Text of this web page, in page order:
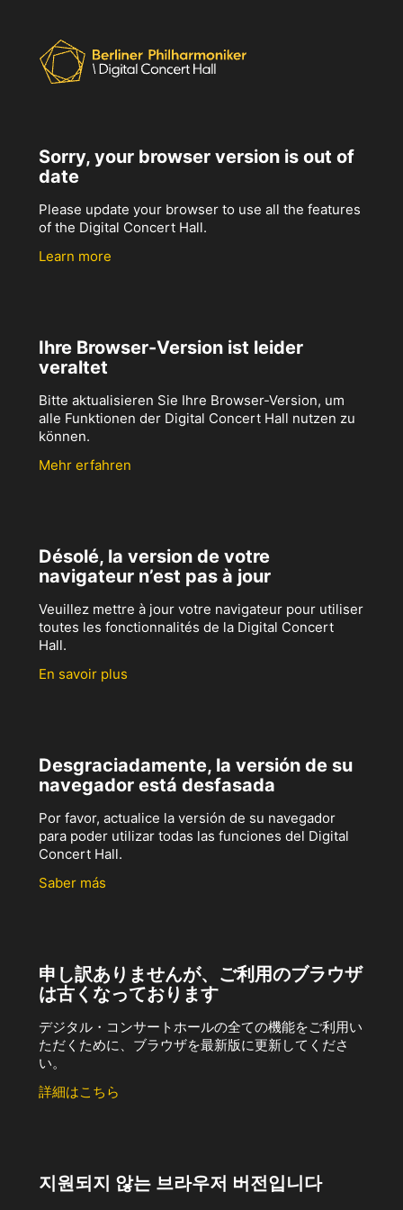
Sorry, your browser version is out of
date
Please update your browser to use all the features
of the Digital Concert Hall.
Learn more
Ihre Browser-Version ist leider
veraltet
Bitte aktualisieren Sie Ihre Browser-Version, um
alle Funktionen der Digital Concert Hall nutzen zu
können.
Mehr erfahren
Désolé, la version de votre
navigateur n’est pas à jour
Veuillez mettre à jour votre navigateur pour utiliser
toutes les fonctionnalités de la Digital Concert
Hall.
En savoir plus
Desgraciadamente, la versión de su
navegador está desfasada
Por favor, actualice la versión de su navegador
para poder utilizar todas las funciones del Digital
Concert Hall.
Saber más
申し訳ありませんが、ご利用のブラウザ
は古くなっております
デジタル・コンサートホールの全ての機能をご利用い
ただくために、ブラウザを最新版に更新してくださ
い。
詳細はこちら
지원되지 않는 브라우저 버전입니다